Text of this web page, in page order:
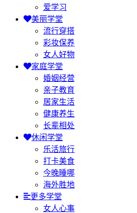
爱学习
美丽学堂
流行穿搭
彩妆保养
女人好物
家庭学堂
婚姻经营
亲子教育
居家生活
健康养生
长辈相处
休闲学堂
乐活旅行
打卡美食
今晚睡哪
海外胜地
更多学堂
女人心事